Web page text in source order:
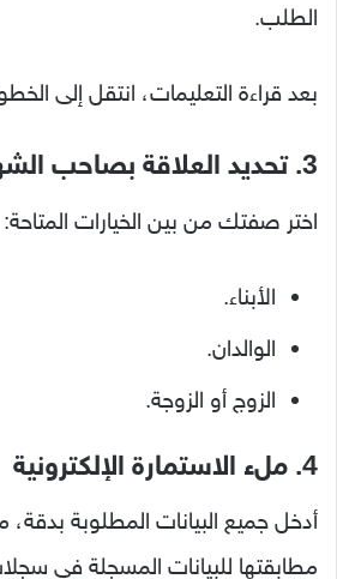
الطلب.
بعد قراءة التعليمات، انتقل إلى
3. تحديد العلاقة بصاحب الشهادة
اختر صفتك من بين الخيارات المتاحة:
الأبناء.
الوالدان.
الزوج أو الزوجة.
4. ملء الاستمارة الإلكترونية
أدخل جميع البيانات المطلوبة بدقة،
مطابقتها للبيانات المسجلة في